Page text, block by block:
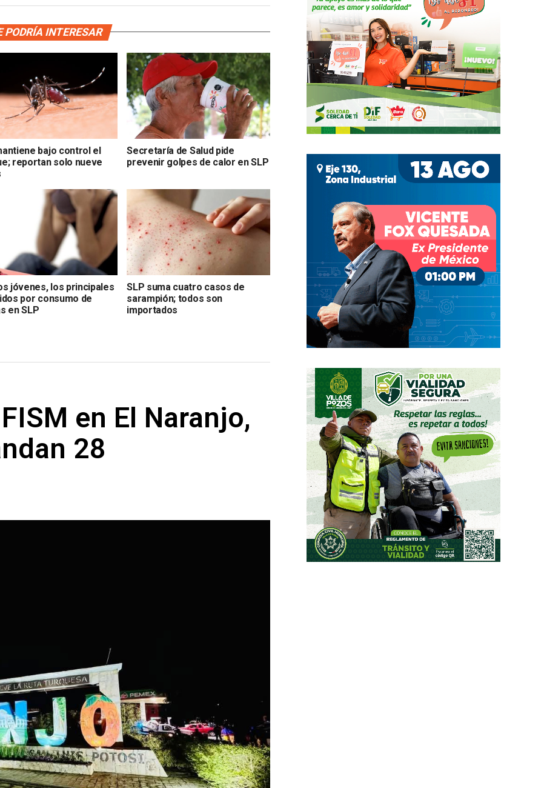
PODRÍA INTERESAR
bajo control el
reportan solo nueve
Secretaría de Salud pide
prevenir golpes de calor en SLP
jóvenes, los principales
por consumo de
en SLP
SLP suma cuatro casos de
sarampión; todos son
importados
en El Naranjo,
28